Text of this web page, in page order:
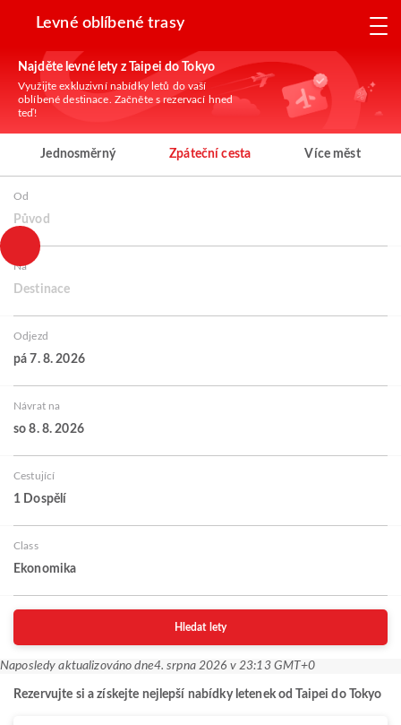
Levné oblíbené trasy
Najděte levné lety z Taipei do Tokyo
Využijte exkluzivní nabídky letů do vaší
oblíbené destinace. Začněte s rezervací hned
teď!
Jednosměrný Zpáteční cesta Více měst
Od
Původ
Na
Destinace
Odjezd
pá 7. 8. 2026
Návrat na
so 8. 8. 2026
Cestující
1 Dospělí
Class
Ekonomika
Hledat lety
Naposledy aktualizováno dne4. srpna 2026 v 23:13 GMT+0
Rezervujte si a získejte nejlepší nabídky letenek od Taipei do Tokyo